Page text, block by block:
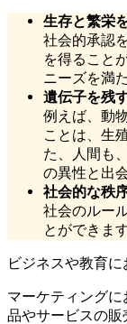
生存と繁栄
社会的承認
を得ること
ニーズを満
遺伝子を残
例えば、動
ことは、生
た、人間も
の異性と出
社会的な秩
社会のルー
とができます
ビジネスや教育に
マーケティング
品やサービスの